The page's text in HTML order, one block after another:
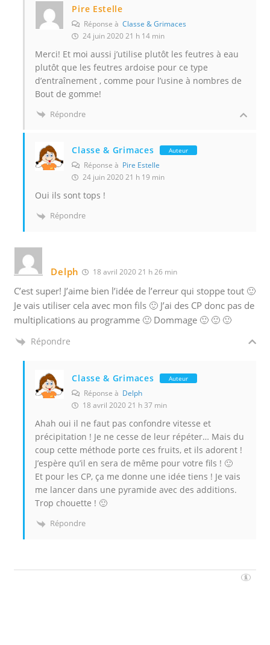
Pire Estelle
Réponse àClasse & Grimaces
24 juin 2020 21 h 14 min
Merci! Et moi aussi j’utilise plutôt les feutres à eau
plutôt que les feutres ardoise pour ce type
d’entraînement , comme pour l’usine à nombres de
Bout de gomme!
Répondre
Classe & Grimaces Auteur
Réponse à Pire Estelle
24 juin 2020 21 h 19 min
Oui ils sont tops !
Répondre
Delph 18 avril 2020 21 h 26 min
C’est super! J’aime bien l’idée de l’erreur qui stoppe tout 🙂
Je vais utiliser cela avec mon fils 🙂 J’ai des CP donc pas de
multiplications au programme 🙂 Dommage 🙂 🙂 🙂
Répondre
Classe & Grimaces Auteur
Réponse à Delph
18 avril 2020 21 h 37 min
Ahah oui il ne faut pas confondre vitesse et
précipitation ! Je ne cesse de leur répéter… Mais du
coup cette méthode porte ces fruits, et ils adorent !
J’espère qu’il en sera de même pour votre fils ! 🙂
Et pour les CP, ça me donne une idée tiens ! Je vais
me lancer dans une pyramide avec des additions.
Trop chouette ! 🙂
Répondre